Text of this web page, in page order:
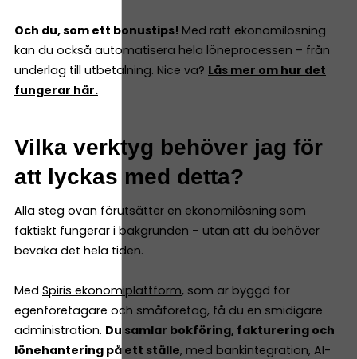
Och du, som ett bonustips! Med rätt ekonomilösning
kan du också automatisera hela löneprocessen – från
underlag till utbetalning. Nice va? Läs mer om hur det
fungerar här.
Vilka verktyg behöver jag för
att lyckas med detta?
Alla steg ovan förutsätter en ekonomilösning som
faktiskt fungerar i bakgrunden – utan att du behöver
bevaka det hela tiden.
Med Spiris ekonomiplattform, som är byggd för
egenföretagare och småföretag, få du en smidigare
administration. Du samlar bokföring, fakturering och
lönehantering på ett ställe, med bankintegration, AI-